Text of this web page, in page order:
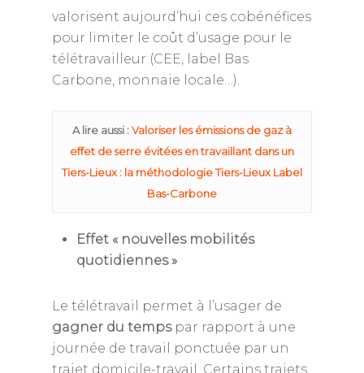
valorisent aujourd’hui ces cobénéfices
pour limiter le coût d’usage pour le
télétravailleur (CEE, label Bas
Carbone, monnaie locale…).
A lire aussi :Valoriser les émissions de gaz à
effet de serre évitées en travaillant dans un
Tiers-Lieux : la méthodologie Tiers-Lieux Label
Bas-Carbone
Effet « nouvelles mobilités
quotidiennes »
Le télétravail permet à l’usager de
gagner du tempspar rapport à une
journée de travail ponctuée par un
trajet domicile-travail. Certains trajets